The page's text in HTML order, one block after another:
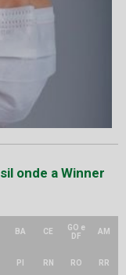
onde a Winner
BA CE
GO e
DF
AM
PI RN RO RR